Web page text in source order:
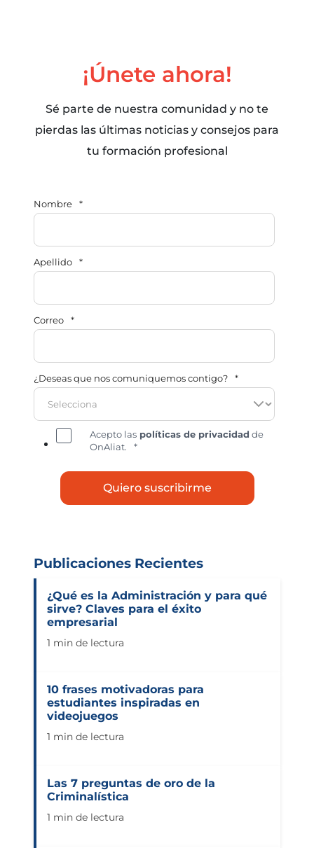
¡Únete ahora!
Sé parte de nuestra comunidad y no te
pierdas las últimas noticias y consejos para
tu formación profesional
Nombre *
Apellido *
Correo *
¿Deseas que nos comuniquemos contigo? *
Acepto las políticas de privacidad de
OnAliat.
*
Publicaciones Recientes
¿Qué es la Administración y para qué
sirve? Claves para el éxito
empresarial
1 min de lectura
10 frases motivadoras para
estudiantes inspiradas en
videojuegos
1 min de lectura
Las 7 preguntas de oro de la
Criminalística
1 min de lectura